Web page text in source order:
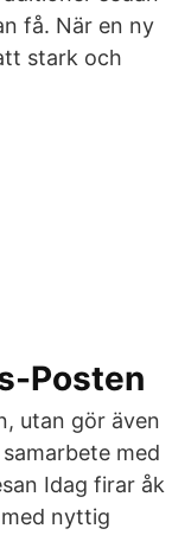
få. När en ny
stark och
Posten
utan gör även
med
Idag firar åk
nyttig